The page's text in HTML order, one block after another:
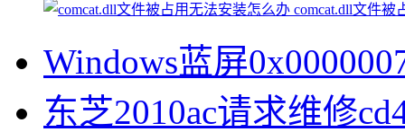
comcat.dll文件被
Windows蓝屏
东芝2010ac请求维修